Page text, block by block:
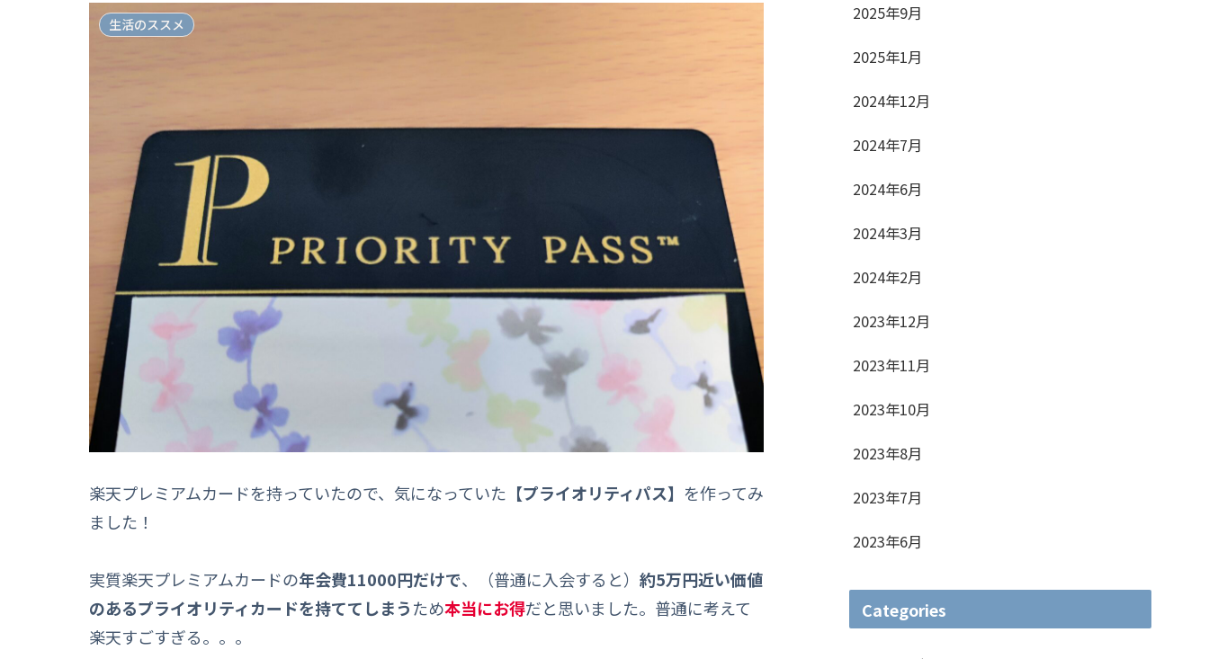
生活のススメ
楽天プレミアムカードを持っていたので、気になっていた 【プライオリティパス】 を作ってみ
ました！
実質楽天プレミアムカードの年会費11000円だけで、（普通に入会すると） 約5万円近い価値
のあるプライオリティカードを持ててしまうため本当にお得だと思いました。普通に考えて
楽天すごすぎる。。。
2025年9月
2025年1月
2024年12月
2024年7月
2024年6月
2024年3月
2024年2月
2023年12月
2023年11月
2023年10月
2023年8月
2023年7月
2023年6月
Categories